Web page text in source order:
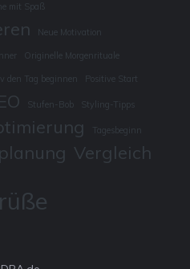
mit Spaß
Neue Motivation
Originelle Morgenrituale
den Tag beginnen Positive Start
Stufen-Bob Styling-Tipps
Tagesbeginn
Vergleich